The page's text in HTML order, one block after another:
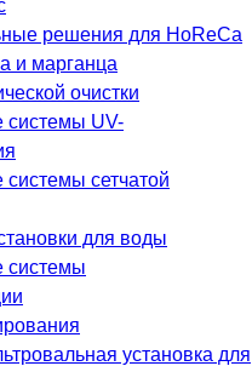
решения для HoReCa
и марганца
очистки
UV-
сетчатой
для воды
установка для